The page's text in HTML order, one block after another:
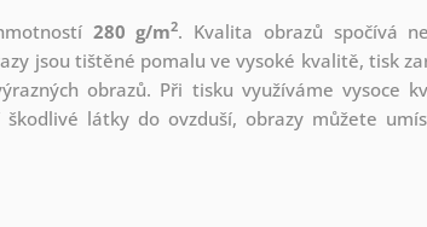
280 g/m2. Kvalita obrazů spočívá
jsou tištěné pomalu ve vysoké kvalitě, tisk
obrazů. Při tisku využíváme vysoce
škodlivé látky do ovzduší, obrazy můžete